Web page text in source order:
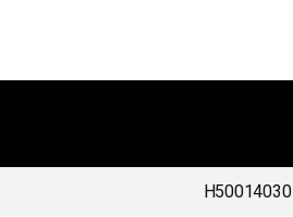
H50014030